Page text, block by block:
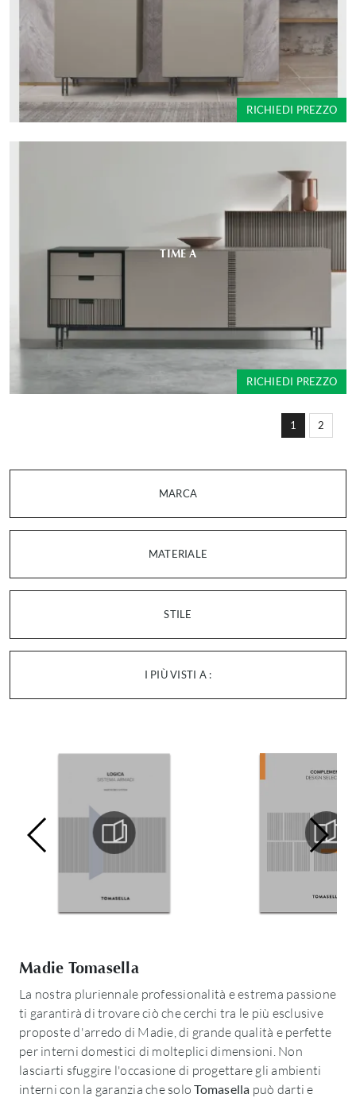
MARCA
MATERIALE
STILE
I PIÙ VISTI A :
1 2
RICHIEDI PREZZO
TIME A
RICHIEDI PREZZO
Madie Tomasella
La nostra pluriennale professionalità e estrema passione
ti garantirà di trovare ciò che cerchi tra le più esclusive
proposte d'arredo di Madie, di grande qualità e perfette
per interni domestici di molteplici dimensioni. Non
lasciarti sfuggire l'occasione di progettare gli ambienti
interni con la garanzia che soloTomasella può darti e